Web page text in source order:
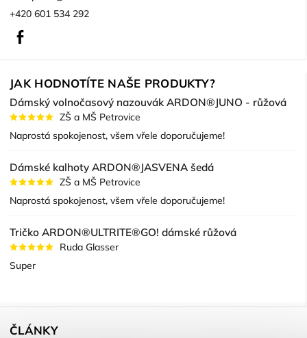
+420 601 534 292
JAK HODNOTÍTE NAŠE PRODUKTY?
Dámský volnočasový nazouvák ARDON®JUNO - růžová
ZŠ a MŠ Petrovice
Naprostá spokojenost, všem vřele doporučujeme!
Dámské kalhoty ARDON®JASVENA šedá
ZŠ a MŠ Petrovice
Naprostá spokojenost, všem vřele doporučujeme!
Tričko ARDON®ULTRITE®GO! dámské růžová
Ruda Glasser
Super
ČLÁNKY